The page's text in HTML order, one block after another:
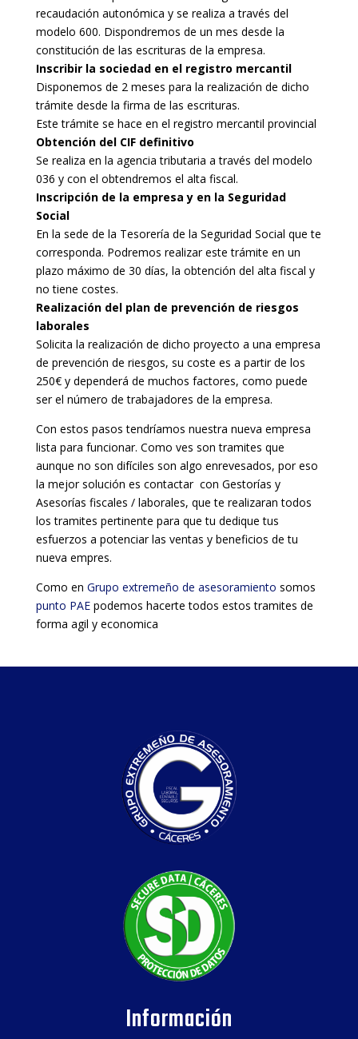
recaudación autonómica y se realiza a través del
modelo 600. Dispondremos de un mes desde la
constitución de las escrituras de la empresa.
Inscribir la sociedad en el registro mercantil
Disponemos de 2 meses para la realización de dicho
trámite desde la firma de las escrituras.
Este trámite se hace en el registro mercantil provincial
Obtención del CIF definitivo
Se realiza en la agencia tributaria a través del modelo
036 y con el obtendremos el alta fiscal.
Inscripción de la empresa y en la Seguridad
Social
En la sede de la Tesorería de la Seguridad Social que te
corresponda. Podremos realizar este trámite en un
plazo máximo de 30 días, la obtención del alta fiscal y
no tiene costes.
Realización del plan de prevención de riesgos
laborales
Solicita la realización de dicho proyecto a una empresa
de prevención de riesgos, su coste es a partir de los
250€ y dependerá de muchos factores, como puede
ser el número de trabajadores de la empresa.
Con estos pasos tendríamos nuestra nueva empresa
lista para funcionar. Como ves son tramites que
aunque no son difíciles son algo enrevesados, por eso
la mejor solución es contactar con Gestorías y
Asesorías fiscales / laborales, que te realizaran todos
los tramites pertinente para que tu dedique tus
esfuerzos a potenciar las ventas y beneficios de tu
nueva empres.
Como en Grupo extremeño de asesoramiento somos
punto PAEpodemos hacerte todos estos tramites de
forma agil y economica
Información